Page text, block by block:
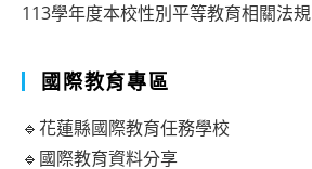
113學年度本校性別平等教育相關法規
國際教育專區
🔹花蓮縣國際教育任務學校
🔹國際教育資料分享